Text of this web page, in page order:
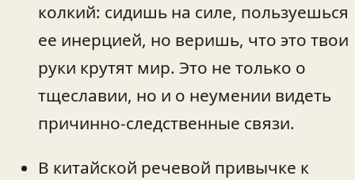
колкий: сидишь на силе, пользуешься
ее инерцией, но веришь, что это твои
руки крутят мир. Это не только о
тщеславии, но и о неумении видеть
причинно-следственные связи.
В китайской речевой привычке к